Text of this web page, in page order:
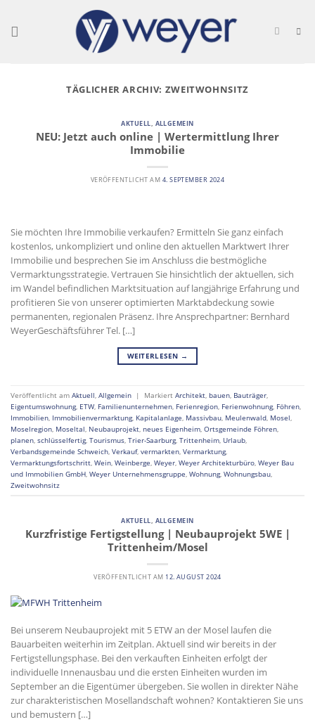
content
TÄGLICHER ARCHIV: ZWEITWOHNSITZ
AKTUELL, ALLGEMEIN
NEU: Jetzt auch online | Wertermittlung Ihrer
Immobilie
VERÖFFENTLICHT AM 4. SEPTEMBER 2024
Sie möchten Ihre Immobilie verkaufen? Ermitteln Sie ganz einfach
kostenlos, unkompliziert und online den aktuellen Marktwert Ihrer
Immobilie und besprechen Sie im Anschluss die bestmögliche
Vermarktungsstrategie. Vertrauen Sie hinsichtlich der aktuellen, sich
im Wandel befindlichen Marktsituation auf langjährige Erfahrung und
profitieren Sie von unserer optimierten Marktabdeckung sowie
permanenten, regionalen Präsenz. Ihre Ansprechpartner: Bernhard
WeyerGeschäftsführer Tel. […]
WEITERLESEN →
Veröffentlicht am Aktuell, Allgemein | Markiert Architekt, bauen, Bauträger,
Eigentumswohnung, ETW, Familienunternehmen, Ferienregion, Ferienwohnung, Föhren,
Immobilien, Immobilienvermarktung, Kapitalanlage, Massivbau, Meulenwald, Mosel,
Moselregion, Moseltal, Neubauprojekt, neues Eigenheim, Ortsgemeinde Föhren,
planen, schlüsselfertig, Tourismus, Trier-Saarburg, Trittenheim, Urlaub,
Verbandsgemeinde Schweich, Verkauf, vermarkten, Vermarktung,
Vermarktungsfortschritt, Wein, Weinberge, Weyer, Weyer Architekturbüro, Weyer Bau
und Immobilien GmbH, Weyer Unternehmensgruppe, Wohnung, Wohnungsbau,
Zweitwohnsitz
AKTUELL, ALLGEMEIN
Kurzfristige Fertigstellung | Neubauprojekt 5WE |
Trittenheim/Mosel
VERÖFFENTLICHT AM 12. AUGUST 2024
Bei unserem Neubauprojekt mit 5 ETW an der Mosel laufen die
Bauarbeiten weiterhin im Zeitplan. Aktuell sind wir bereits in der
Fertigstellungsphase. Bei den verkauften Einheiten erfolgt der
individuelle Innenausbau und die ersten Einheiten wurden im
September an die Eigentümer übergeben. Sie wollen in direkter Nähe
zur charakteristischen Mosellandschaft wohnen? Kontaktieren Sie uns
und bemustern […]